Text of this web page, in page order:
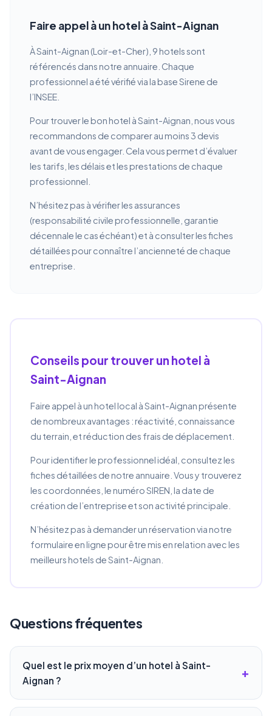
Faire appel à un hotel à Saint-Aignan
À Saint-Aignan (Loir-et-Cher), 9 hotels sont
référencés dans notre annuaire. Chaque
professionnel a été vérifié via la base Sirene de
l’INSEE.
Pour trouver le bon hotel à Saint-Aignan, nous vous
recommandons de comparer au moins 3 devis
avant de vous engager. Cela vous permet d’évaluer
les tarifs, les délais et les prestations de chaque
professionnel.
N’hésitez pas à vérifier les assurances
(responsabilité civile professionnelle, garantie
décennale le cas échéant) et à consulter les fiches
détaillées pour connaître l’ancienneté de chaque
entreprise.
Conseils pour trouver un hotel à
Saint-Aignan
Faire appel à un hotel local à Saint-Aignan présente
de nombreux avantages : réactivité, connaissance
du terrain, et réduction des frais de déplacement.
Pour identifier le professionnel idéal, consultez les
fiches détaillées de notre annuaire. Vous y trouverez
les coordonnées, le numéro SIREN, la date de
création de l’entreprise et son activité principale.
N’hésitez pas à demander un réservation via notre
formulaire en ligne pour être mis en relation avec les
meilleurs hotels de Saint-Aignan.
Questions fréquentes
Quel est le prix moyen d’un hotel à Saint-
Aignan ?